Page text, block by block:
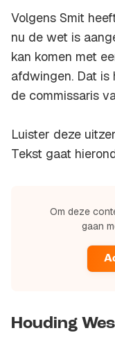
Volgens Smit
nu de wet is
kan komen met
afdwingen. Dat is
de commissaris
Luister deze
Tekst gaat
Om deze
gaan
Houding